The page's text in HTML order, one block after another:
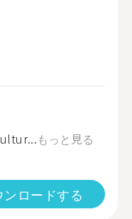
もっと見る
ロードする